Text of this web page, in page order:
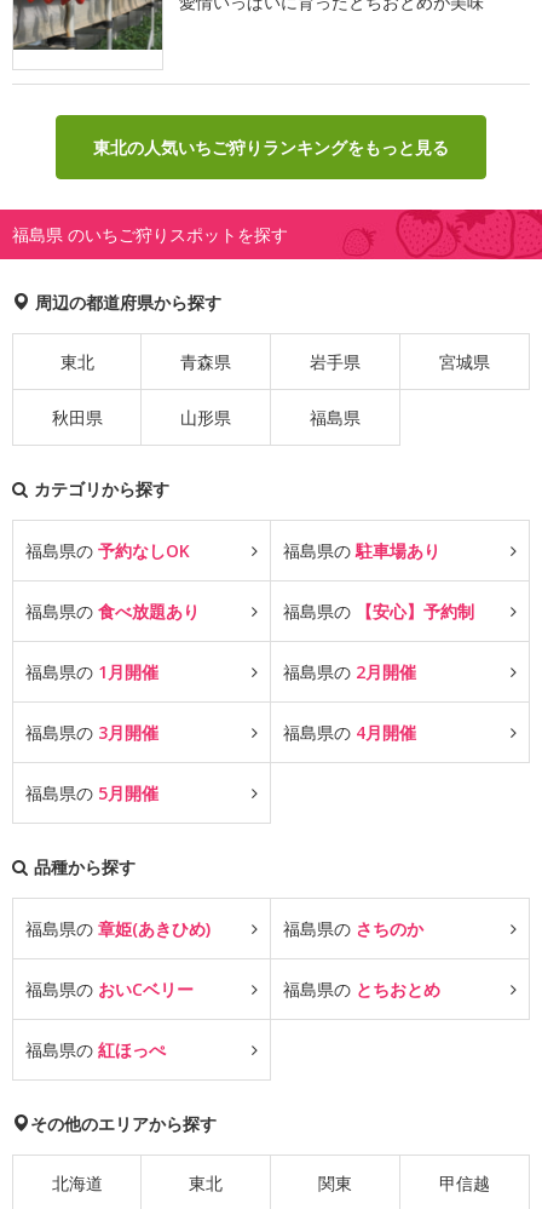
東北の人気いちご狩りランキングをもっと見る
福島県 のいちご狩りスポットを探す
周辺の都道府県から探す
東北 青森県 岩手県 宮城県
秋田県 山形県 福島県
カテゴリから探す
福島県の 予約なしOK 福島県の駐車場あり
福島県の 食べ放題あり 福島県の 【安心】予約制
福島県の 1月開催 福島県の 2月開催
福島県の 3月開催 福島県の 4月開催
福島県の 5月開催
品種から探す
福島県の 章姫(あきひめ) 福島県の さちのか
福島県の おいCベリー 福島県の とちおとめ
福島県の 紅ほっぺ
その他のエリアから探す
北海道 東北 関東 甲信越